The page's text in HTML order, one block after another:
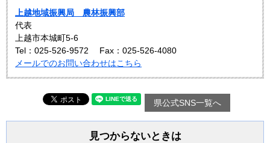
上越地域振興局 農林振興部
代表
上越市本城町5-6
Tel：025-526-9572
Fax：025-526-4080
メールでのお問い合わせはこちら
県公式SNS一覧へ
見つからないときは